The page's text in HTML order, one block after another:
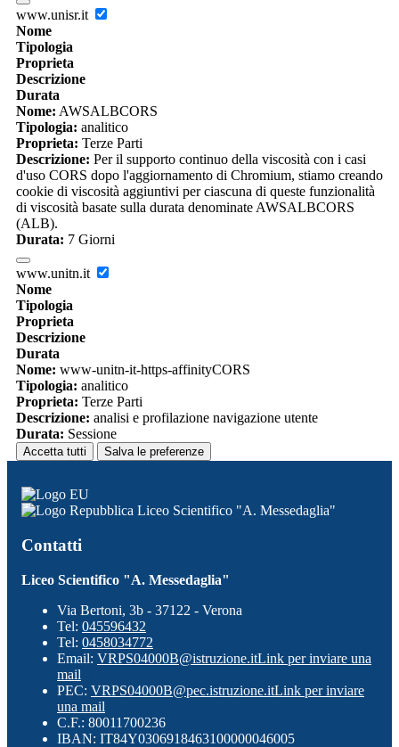
www.unisr.it
Nome
Tipologia
Proprieta
Descrizione
Durata
Nome: AWSALBCORS
Tipologia: analitico
Proprieta: Terze Parti
Descrizione: Per il supporto continuo della viscosità con i casi
d'uso CORS dopo l'aggiornamento di Chromium, stiamo creando
cookie di viscosità aggiuntivi per ciascuna di queste funzionalità
di viscosità basate sulla durata denominate AWSALBCORS
(ALB).
Durata: 7 Giorni
www.unitn.it
Nome
Tipologia
Proprieta
Descrizione
Durata
Nome: www-unitn-it-https-affinityCORS
Tipologia: analitico
Proprieta: Terze Parti
Descrizione: analisi e profilazione navigazione utente
Durata: Sessione
Accetta tutti Salva le preferenze
Liceo Scientifico "A. Messedaglia"
Contatti
Liceo Scientifico "A. Messedaglia"
Via Bertoni, 3b - 37122 - Verona
Tel: 045596432
Tel: 0458034772
Email: VRPS04000B@istruzione.itLink per inviare una
mail
PEC: VRPS04000B@pec.istruzione.itLink per inviare
una mail
C.F.: 80011700236
IBAN: IT84Y0306918463100000046005